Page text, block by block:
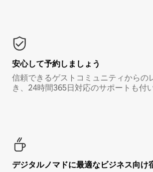
安心して予約しましょう
信頼できるゲストコミュニティからの
き、24時間365日対応のサポートも付
デジタルノマド⁠に最⁠適⁠なビ⁠ジ⁠ネ⁠ス⁠向⁠け